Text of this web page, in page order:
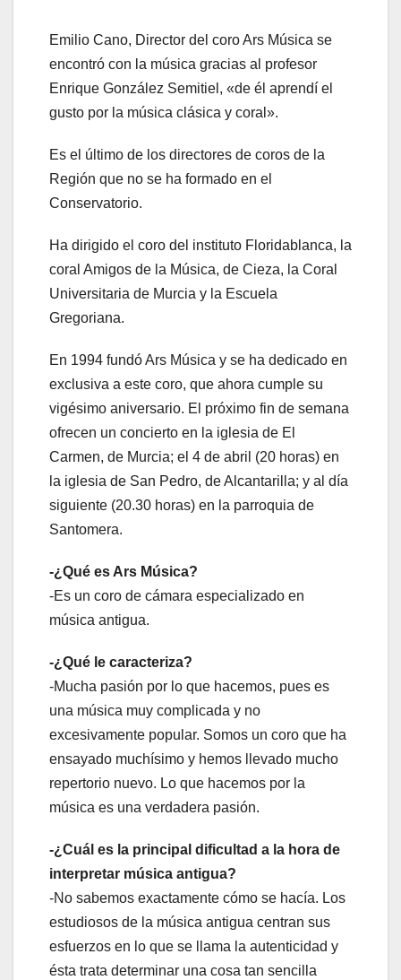
Emilio Cano, Director del coro Ars Música se
encontró con la música gracias al profesor
Enrique González Semitiel, «de él aprendí el
gusto por la música clásica y coral».
Es el último de los directores de coros de la
Región que no se ha formado en el
Conservatorio.
Ha dirigido el coro del instituto Floridablanca, la
coral Amigos de la Música, de Cieza, la Coral
Universitaria de Murcia y la Escuela
Gregoriana.
En 1994 fundó Ars Música y se ha dedicado en
exclusiva a este coro, que ahora cumple su
vigésimo aniversario. El próximo fin de semana
ofrecen un concierto en la iglesia de El
Carmen, de Murcia; el 4 de abril (20 horas) en
la iglesia de San Pedro, de Alcantarilla; y al día
siguiente (20.30 horas) en la parroquia de
Santomera.
-¿Qué es Ars Música?
-Es un coro de cámara especializado en
música antigua.
-¿Qué le caracteriza?
-Mucha pasión por lo que hacemos, pues es
una música muy complicada y no
excesivamente popular. Somos un coro que ha
ensayado muchísimo y hemos llevado mucho
repertorio nuevo. Lo que hacemos por la
música es una verdadera pasión.
-¿Cuál es la principal dificultad a la hora de
interpretar música antigua?
-No sabemos exactamente cómo se hacía. Los
estudiosos de la música antigua centran sus
esfuerzos en lo que se llama la autenticidad y
ésta trata determinar una cosa tan sencilla